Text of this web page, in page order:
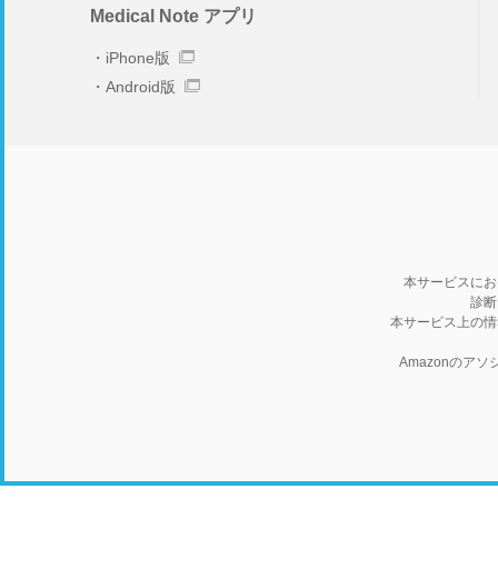
Medical Note アプリ
iPhone版
Android版
本サービスに
診
本サービス上の
Amazonのアソ